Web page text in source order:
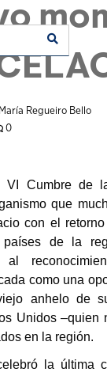
Regueiro Bello
0
VI Cumbre de
que
con el
de la
como una
anhelo de
Unidos –quien
en la región.
la última